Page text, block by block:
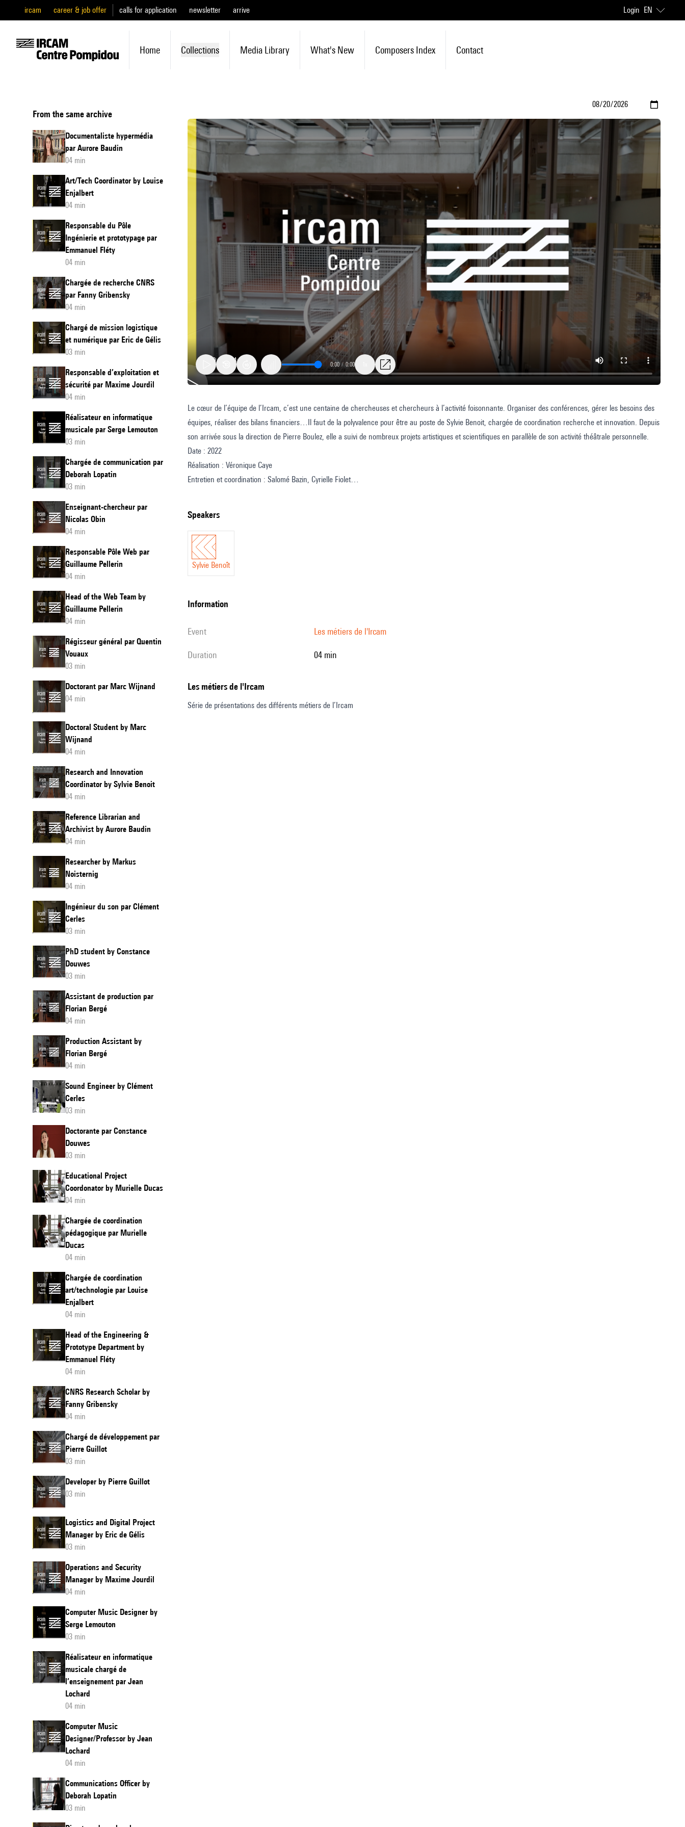
ircam career & job offer calls for application newsletter arrive Login EN
Home Collections Media Library What's New Composers Index Contact
From the same archive
Documentaliste hypermédia
par Aurore Baudin
04 min
Art/Tech Coordinator by Louise
Enjalbert
04 min
Responsable du Pôle
Ingénierie et prototypage par
Emmanuel Fléty
04 min
Chargée de recherche CNRS
par Fanny Gribensky
04 min
Chargé de mission logistique
et numérique par Eric de Gélis
03 min
Responsable d’exploitation et
sécurité par Maxime Jourdil
04 min
Réalisateur en informatique
musicale par Serge Lemouton
03 min
Chargée de communication par
Deborah Lopatin
03 min
Enseignant-chercheur par
Nicolas Obin
04 min
Responsable Pôle Web par
Guillaume Pellerin
04 min
Head of the Web Team by
Guillaume Pellerin
04 min
Régisseur général par Quentin
Vouaux
03 min
Doctorant par Marc Wijnand
04 min
Doctoral Student by Marc
Wijnand
04 min
Research and Innovation
Coordinator by Sylvie Benoit
04 min
Reference Librarian and
Archivist by Aurore Baudin
04 min
Researcher by Markus
Noisternig
04 min
Ingénieur du son par Clément
Cerles
03 min
PhD student by Constance
Douwes
03 min
Assistant de production par
Florian Bergé
04 min
Production Assistant by
Florian Bergé
04 min
Sound Engineer by Clément
Cerles
03 min
Doctorante par Constance
Douwes
03 min
Educational Project
Coordonator by Murielle Ducas
04 min
Chargée de coordination
pédagogique par Murielle
Ducas
04 min
Chargée de coordination
art/technologie par Louise
Enjalbert
04 min
Head of the Engineering &
Prototype Department by
Emmanuel Fléty
04 min
CNRS Research Scholar by
Fanny Gribensky
04 min
Chargé de développement par
Pierre Guillot
03 min
Developer by Pierre Guillot
03 min
Logistics and Digital Project
Manager by Eric de Gélis
03 min
Operations and Security
Manager by Maxime Jourdil
04 min
Computer Music Designer by
Serge Lemouton
03 min
Réalisateur en informatique
musicale chargé de
l’enseignement par Jean
Lochard
04 min
Computer Music
Designer/Professor by Jean
Lochard
04 min
Communications Officer by
Deborah Lopatin
03 min
Chargée
de
coordination
recherche
et
innovation
Sylvie
Benoit
0:00 / 0:00
Le cœur de l’équipe de l’Ircam, c’est une centaine de chercheuses et chercheurs à l’activité foisonnante. Organiser des conférences, gérer les besoins des
équipes, réaliser des bilans financiers…Il faut de la polyvalence pour être au poste de Sylvie Benoit, chargée de coordination recherche et innovation. Depuis
son arrivée sous la direction de Pierre Boulez, elle a suivi de nombreux projets artistiques et scientifiques en parallèle de son activité théâtrale personnelle.
Date : 2022
Réalisation : Véronique Caye
Entretien et coordination : Salomé Bazin, Cyrielle Fiolet
speakers
Sylvie Benoît
information
event Les métiers de l'Ircam
duration 04 min
Les métiers de l'Ircam
Série de présentations des différents métiers de l’Ircam